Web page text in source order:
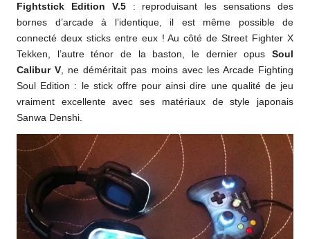
Fightstick Edition V.5: reproduisant les sensations des
bornes d’arcade à l’identique, il est même possible de
connecté deux sticks entre eux ! Au côté de Street Fighter X
Tekken, l’autre ténor de la baston, le dernier opus Soul
Calibur V , ne déméritait pas moins avec les Arcade Fighting
Soul Edition : le stick offre pour ainsi dire une qualité de jeu
vraiment excellente avec ses matériaux de style japonais
Sanwa Denshi.